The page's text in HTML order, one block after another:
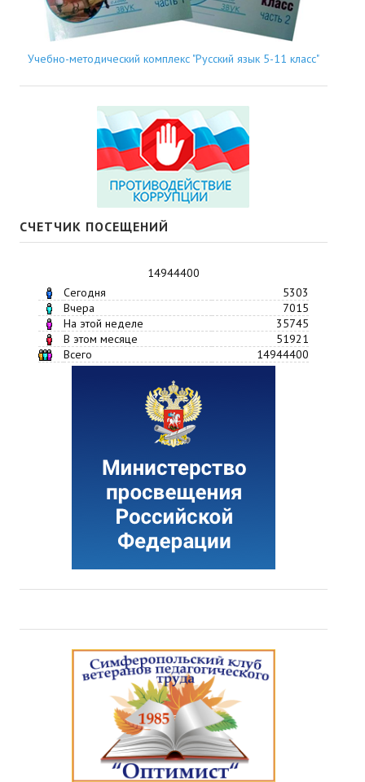
Учебно-методический комплекс "Русский язык 5-11 класс"
СЧЕТЧИК ПОСЕЩЕНИЙ
14944400
Сегодня
5303
Вчера
7015
На этой неделе
35745
В этом месяце
51921
Всего
14944400